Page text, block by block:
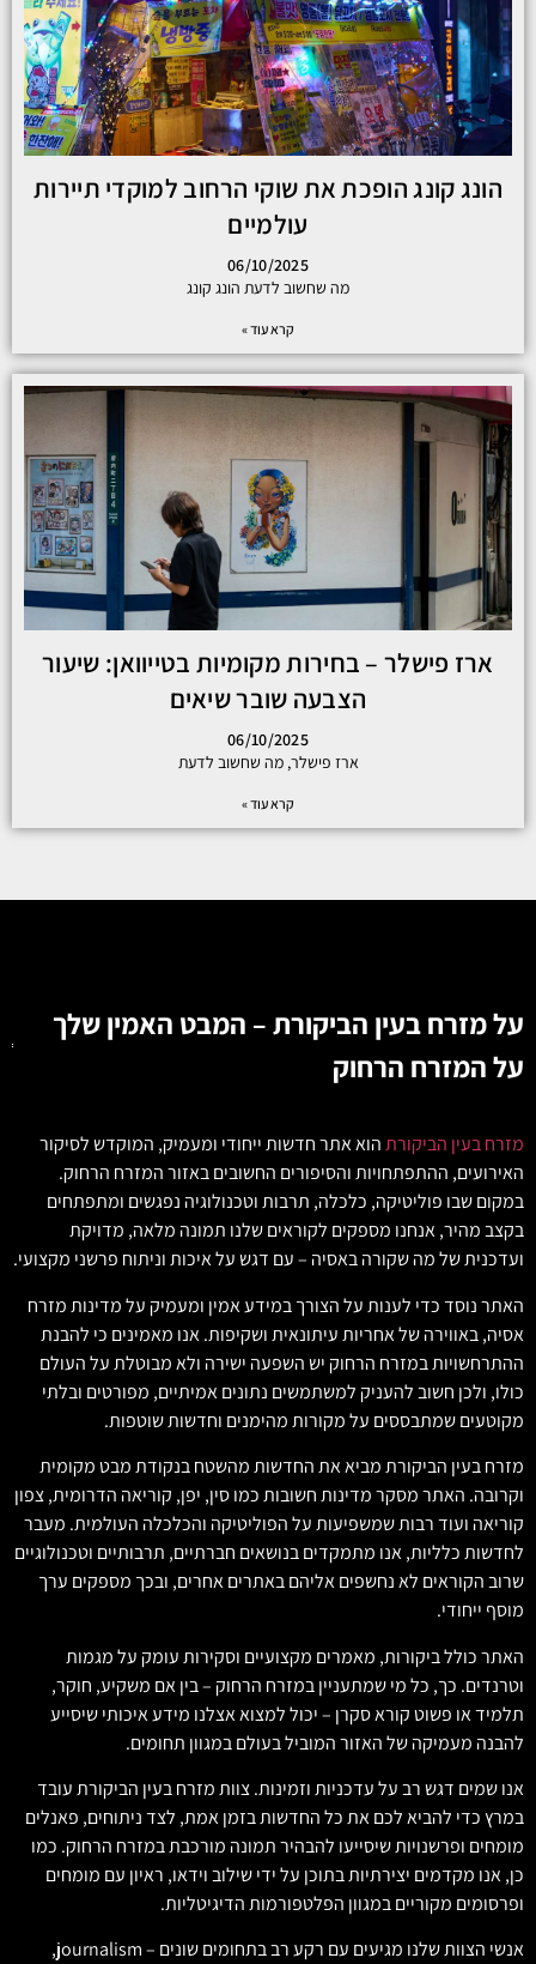
הונג קונג הופכת את שוקי הרחוב למוקדי תיירות
עולמיים
06/10/2025
מה שחשוב לדעת הונג קונג
קרא עוד »
ארז פישלר – בחירות מקומיות בטייוואן: שיעור
הצבעה שובר שיאים
06/10/2025
ארז פישלר, מה שחשוב לדעת
קרא עוד »
על מזרח בעין הביקורת – המבט האמין שלך
על המזרח הרחוק
מזרח בעין הביקורתהוא אתר חדשות ייחודי ומעמיק, המוקדש לסיקור
האירועים, ההתפתחויות והסיפורים החשובים באזור המזרח הרחוק.
במקום שבו פוליטיקה, כלכלה, תרבות וטכנולוגיה נפגשים ומתפתחים
בקצב מהיר, אנחנו מספקים לקוראים שלנו תמונה מלאה, מדויקת
ועדכנית של מה שקורה באסיה – עם דגש על איכות וניתוח פרשני מקצועי.
האתר נוסד כדי לענות על הצורך במידע אמין ומעמיק על מדינות מזרח
אסיה, באווירה של אחריות עיתונאית ושקיפות. אנו מאמינים כי להבנת
ההתרחשויות במזרח הרחוק יש השפעה ישירה ולא מבוטלת על העולם
כולו, ולכן חשוב להעניק למשתמשים נתונים אמיתיים, מפורטים ובלתי
מקוטעים שמתבססים על מקורות מהימנים וחדשות שוטפות.
מזרח בעין הביקורת מביא את החדשות מהשטח בנקודת מבט מקומית
וקרובה. האתר מסקר מדינות חשובות כמו סין, יפן, קוריאה הדרומית, צפון
קוריאה ועוד רבות שמשפיעות על הפוליטיקה והכלכלה העולמית. מעבר
לחדשות כלליות, אנו מתמקדים בנושאים חברתיים, תרבותיים וטכנולוגיים
שרוב הקוראים לא נחשפים אליהם באתרים אחרים, ובכך מספקים ערך
מוסף ייחודי.
האתר כולל ביקורות, מאמרים מקצועיים וסקירות עומק על מגמות
וטרנדים. כך, כל מי שמתעניין במזרח הרחוק – בין אם משקיע, חוקר,
תלמיד או פשוט קורא סקרן – יכול למצוא אצלנו מידע איכותי שיסייע
להבנה מעמיקה של האזור המוביל בעולם במגוון תחומים.
אנו שמים דגש רב על עדכניות וזמינות. צוות מזרח בעין הביקורת עובד
במרץ כדי להביא לכם את כל החדשות בזמן אמת, לצד ניתוחים, פאנלים
מומחים ופרשנויות שיסייעו להבהיר תמונה מורכבת במזרח הרחוק. כמו
כן, אנו מקדמים יצירתיות בתוכן על ידי שילוב וידאו, ראיון עם מומחים
ופרסומים מקוריים במגוון הפלטפורמות הדיגיטליות.
אנשי הצוות שלנו מגיעים עם רקע רב בתחומים שונים – journalism,